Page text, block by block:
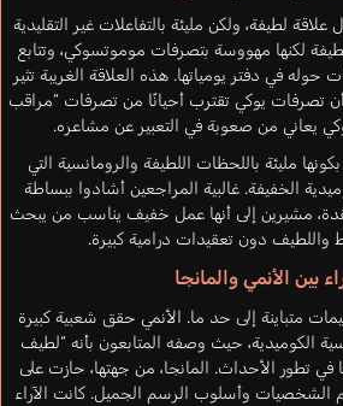
لطيفة، ولكن مليئة بالتفاعلات غير التقليدية
لكنها مهووسة بتصرفات موموتسوكي، وتتابع
في دفتر يومياتها. هذه العلاقة الغريبة تثير
تصرفات يوكي تقترب أحيانًا من تصرفات “مراقب
يعاني من صعوبة في التعبير عن مشاعره.
بكونها مليئة باللحظات اللطيفة والرومانسية التي
الخفيفة. غالبية المراجعين أشادوا ببساطة
مشيرين إلى أنها عمل خفيف يناسب من يبحث
واللطيف دون تعقيدات درامية كبيرة.
بين الأنمي والمانجا
متباينة إلى حد ما. الأنمي حقق شعبية كبيرة
الكوميدية، حيث وصفه المتابعون بأنه “لطيف
في تطور الأحداث. المانجا، من جهتها، حازت على
وأسلوب الرسم الجميل. كانت الآراء